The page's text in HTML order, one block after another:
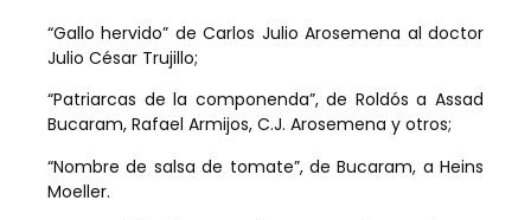
“Gallo hervido” de Carlos Julio Arosemena al doctor
Julio César Trujillo;
“Patriarcas de la componenda”, de Roldós a Assad
Bucaram, Rafael Armijos, C.J. Arosemena y otros;
“Nombre de salsa de tomate”, de Bucaram, a Heins
Moeller.